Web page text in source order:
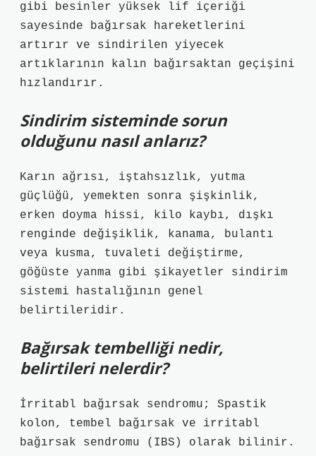
gibi besinler yüksek lif içeriği
sayesinde bağırsak hareketlerini
artırır ve sindirilen yiyecek
artıklarının kalın bağırsaktan geçişini
hızlandırır.
Sindirim sisteminde sorun
olduğunu nasıl anlarız?
Karın ağrısı, iştahsızlık, yutma
güçlüğü, yemekten sonra şişkinlik,
erken doyma hissi, kilo kaybı, dışkı
renginde değişiklik, kanama, bulantı
veya kusma, tuvaleti değiştirme,
göğüste yanma gibi şikayetler sindirim
sistemi hastalığının genel
belirtileridir.
Bağırsak tembelliği nedir,
belirtileri nelerdir?
İrritabl bağırsak sendromu; Spastik
kolon, tembel bağırsak ve irritabl
bağırsak sendromu (IBS) olarak bilinir.